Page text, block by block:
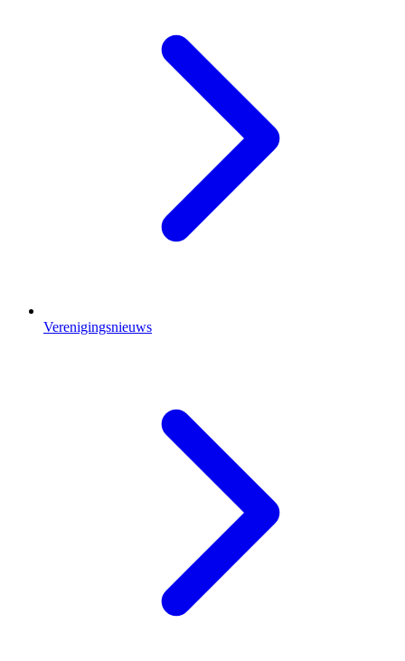
Verenigingsnieuws